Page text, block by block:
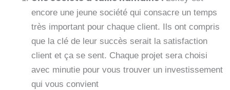
encore une jeune société qui consacre un temps
très important pour chaque client. Ils ont compris
que la clé de leur succès serait la satisfaction
client et ça se sent. Chaque projet sera choisi
avec minutie pour vous trouver un investissement
qui vous convient